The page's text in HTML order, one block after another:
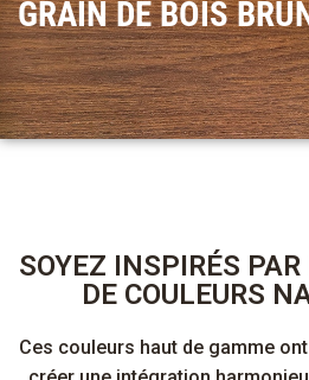
GRAIN DE BOIS
SOYEZ INSPIRÉS
DE COULEURS
Ces couleurs haut de gamme